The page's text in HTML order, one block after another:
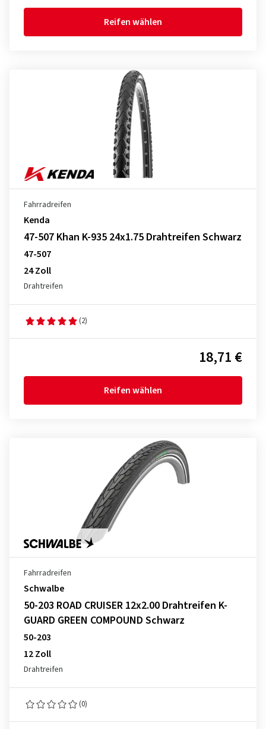
Reifen wählen
Fahrradreifen
Kenda
47-507 Khan K-935 24x1.75 Drahtreifen Schwarz
47-507
24 Zoll
Drahtreifen
(2)
18,71 €
Reifen wählen
Fahrradreifen
Schwalbe
50-203 ROAD CRUISER 12x2.00 Drahtreifen K-
GUARD GREEN COMPOUND Schwarz
50-203
12 Zoll
Drahtreifen
(0)